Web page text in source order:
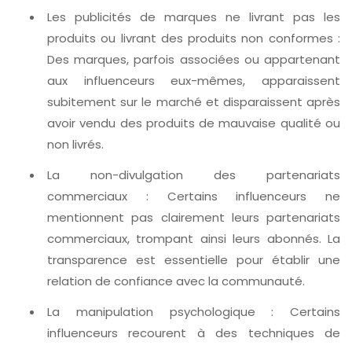
Les publicités de marques ne livrant pas les
produits ou livrant des produits non conformes :
Des marques, parfois associées ou appartenant
aux influenceurs eux-mêmes, apparaissent
subitement sur le marché et disparaissent après
avoir vendu des produits de mauvaise qualité ou
non livrés.
La non-divulgation des partenariats
commerciaux : Certains influenceurs ne
mentionnent pas clairement leurs partenariats
commerciaux, trompant ainsi leurs abonnés. La
transparence est essentielle pour établir une
relation de confiance avec la communauté.
La manipulation psychologique : Certains
influenceurs recourent à des techniques de